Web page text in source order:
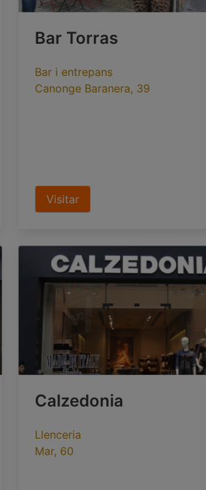
Bar Torras
Bar i entrepans
Canonge Baranera, 39
Visitar
Calzedonia
Llenceria
Mar, 60